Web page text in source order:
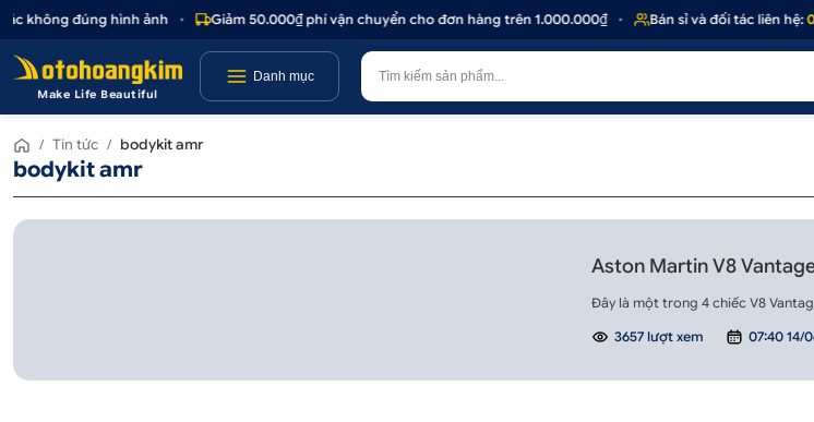
không đúng hình ảnh Giảm 50.000₫ phí vận chuyển cho đơn hàng trên 1.000.000₫ Bán sỉ và đối tác liên hệ:
Make Life Beautiful
Danh mục
/ Tin tức / bodykit amr
bodykit amr
Aston Martin V8
Đây là một trong 4 chiếc V8
3657 lượt xem 07:40 14/